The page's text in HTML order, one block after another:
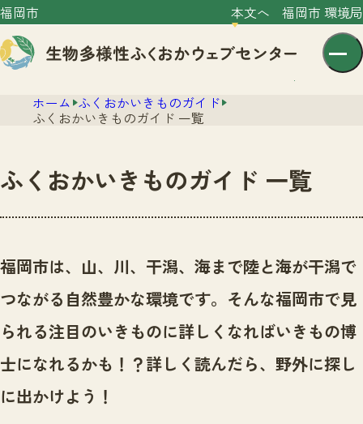
福岡市 本文へ 福岡市 環境局
センター紹介
センター紹介TOP
サイトポリシー
プライバシーポリシー
ニュースTOP
市の取組み
いきものガイド
いきものガイドTOP
注目のいきもの
生物多様性のめぐみ
イベント
いきもの調査隊
調査レポート
ホーム ふくおかいきものガイド
ふくおかいきものガイド 一覧
ふくおかいきものガイド 一覧
福岡市は、山、川、干潟、海まで陸と海が干潟で
つながる自然豊かな環境です。 そんな福岡市で見
られる注目のいきものに詳しくなればいきもの博
士になれるかも！？詳しく読んだら、野外に探し
に出かけよう！